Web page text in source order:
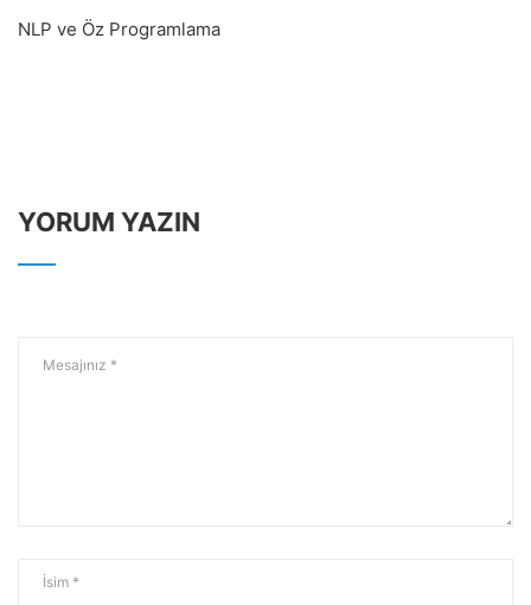
NLP ve Öz Programlama
YORUM YAZIN